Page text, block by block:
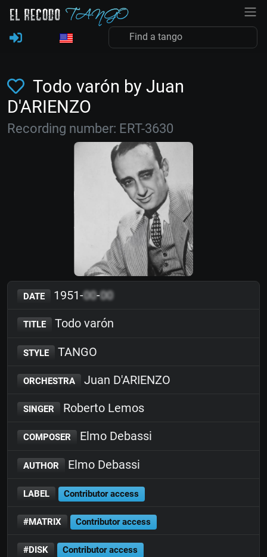
Todo varón by Juan
D'ARIENZO
Recording number: ERT-3630
DATE 1951-00-00
TITLE Todo varón
STYLE TANGO
ORCHESTRA Juan D'ARIENZO
SINGER Roberto Lemos
COMPOSER Elmo Debassi
AUTHOR Elmo Debassi
LABEL Contributor access
#MATRIX Contributor access
#DISK Contributor access